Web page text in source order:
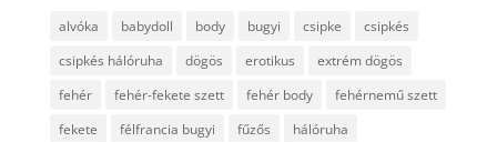
alvóka babydoll body bugyi csipke
csipkés
csipkés hálóruha
dögös erotikus
extrém dögös
fehér
fehér-fekete szett fehér body
fehérnemű szett
fekete
félfrancia bugyi fűzős
hálóruha